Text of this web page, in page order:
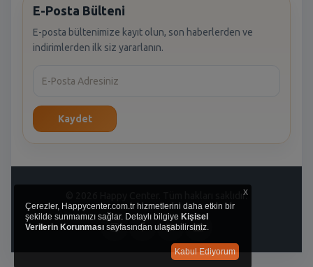
E-Posta Bülteni
E-posta bültenimize kayıt olun, son haberlerden ve
indirimlerden ilk siz yararlanın.
Kaydet
© 2026 Happy Center. Tüm hakları saklıdır.
x
Çerezler, Happycenter.com.tr hizmetlerini daha etkin bir
şekilde sunmamızı sağlar. Detaylı bilgiye Kişisel
Verilerin Korunması sayfasından ulaşabilirsiniz.
Kabul Ediyorum